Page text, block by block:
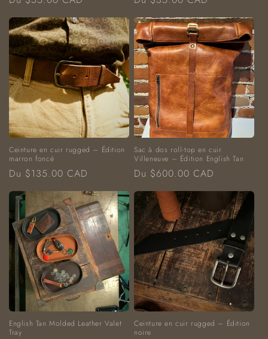
Ceinture en cuir rugged – Édition
marron foncé
Prix
Du $135.00 CAD
Sac à dos roll-top en cuir
Villeneuve – Édition English Tan
Prix
Du $600.00 CAD
English Tan Molded Leather Valet
Tray
Ceinture en cuir rugged – Édition
noire